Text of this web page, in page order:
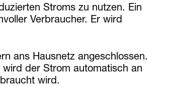
Stroms zu nutzen. Ein
Verbraucher. Er wird
ans Hausnetz angeschlossen.
wird der Strom automatisch an
wird.